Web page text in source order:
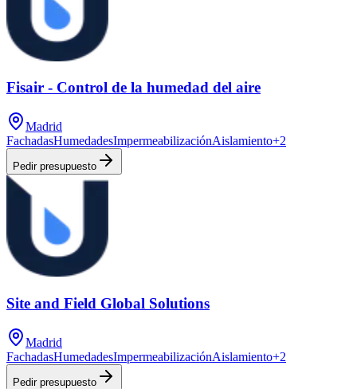
Fisair - Control de la humedad del aire
Madrid
FachadasHumedadesImpermeabilizaciónAislamiento+2
Pedir presupuesto
Site and Field Global Solutions
Madrid
FachadasHumedadesImpermeabilizaciónAislamiento+2
Pedir presupuesto